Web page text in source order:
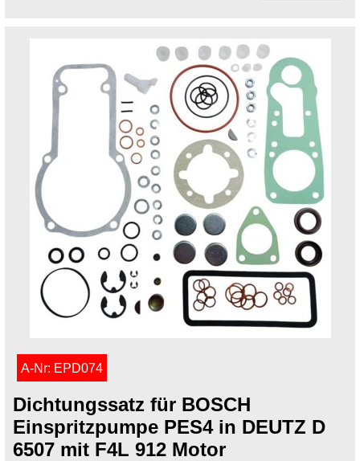
A-Nr: EPD074
Dichtungssatz für BOSCH
Einspritzpumpe PES4 in DEUTZ D
6507 mit F4L 912 Motor